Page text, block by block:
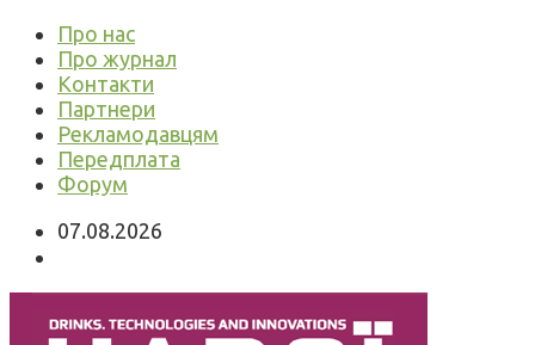
Про нас
Про журнал
Контакти
Партнери
Рекламодавцям
Передплата
Форум
07.08.2026